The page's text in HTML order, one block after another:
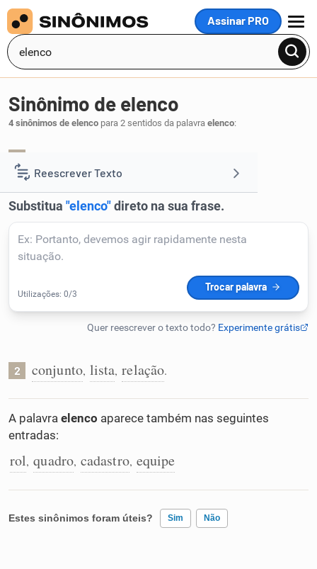
Assinar PRO
MENU
Reescrever Texto
Resumir Texto
Corrigir Texto
Detector de IA
Humanizador de IA
Cata-letras
Caça-palavras
Sinônimo de elenco
4 sinônimos de elenco para 2 sentidos da palavra elenco:
2 conjunto, lista, relação.
A palavra elenco aparece também nas seguintes
entradas:
rol, quadro, cadastro, equipe
Estes sinônimos foram úteis? Sim Não